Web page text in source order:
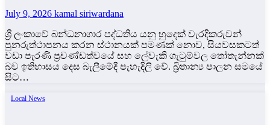
July 9, 2026 kamal siriwardana
ශ්‍රී ලංකාවේ බන්ධනාගාර පද්ධතිය යනු හුදෙක් වැරදිකරුවන්
පුනරුත්ථාපනය කරන ස්ථානයක් පමණක් නොව, සියවසකටත්
වඩා පැරණි ප්‍රචණ්ඩත්වයේ සහ ලේවැකි ගැටුම්වල තෝතැන්නක්
බව ඉතිහාසය දෙස බැලීමේදී පැහැදිලි වේ. බ්‍රිතාන්‍ය පාලන සමයේ
සිට…
Local News